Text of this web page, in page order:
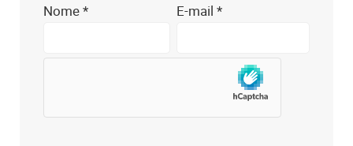
Nome* E-mail *